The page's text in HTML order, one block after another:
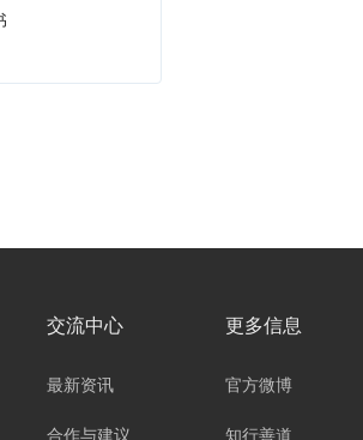
交流中心
最新资讯
合作与建议
更多信息
官方微博
知行善道